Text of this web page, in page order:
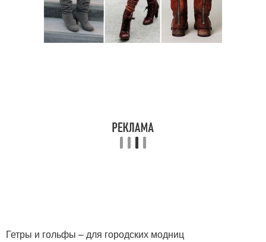
Гетры и гольфы – для городских модниц